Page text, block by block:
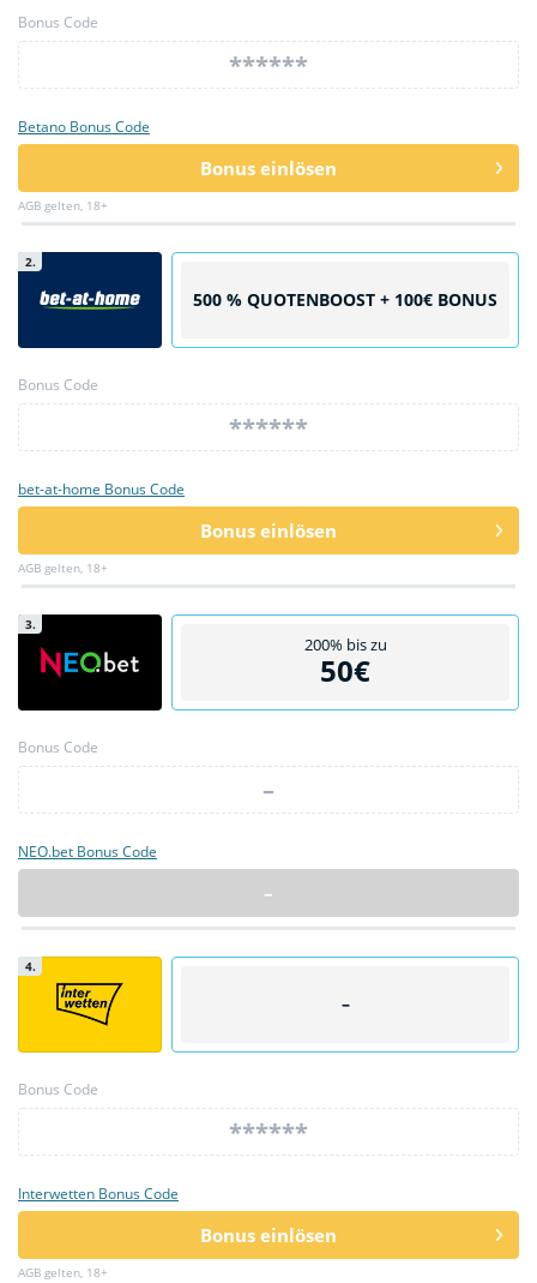
Bonus Code
******
Betano Bonus Code
Bonus einlösen
AGB gelten, 18+
2.
500 % QUOTENBOOST + 100€ BONUS
Bonus Code
******
bet-at-home Bonus Code
Bonus einlösen
AGB gelten, 18+
3.
200% bis zu
50€
Bonus Code
–
NEO.bet Bonus Code
–
4.
–
Bonus Code
******
Interwetten Bonus Code
Bonus einlösen
AGB gelten, 18+